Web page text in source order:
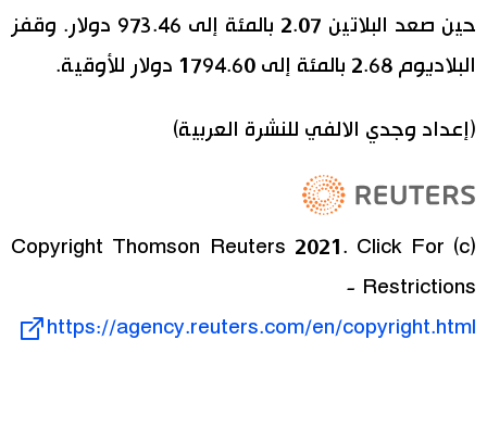
حين صعد البلاتين 2.07 بالمئة إلى 973.46 دولار. وقفز
البلاديوم 2.68 بالمئة إلى 1794.60 دولار للأوقية.
(إعداد وجدي الالفي للنشرة العربية)
(c) Copyright Thomson Reuters 2021. Click For
Restrictions -
https://agency.reuters.com/en/copyright.html